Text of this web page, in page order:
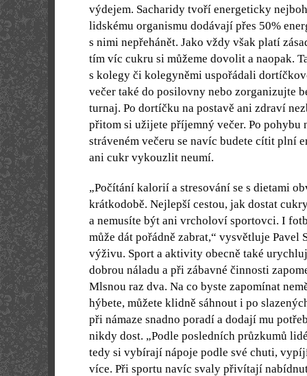
výdejem. Sacharidy tvoří energeticky
lidskému organismu dodávají přes 50%
s nimi nepřehánět. Jako vždy však platí
tím víc cukru si můžeme dovolit a naopak.
s kolegy či kolegyněmi uspořádali
večer také do posilovny nebo zorganizujte
turnaj. Po dortíčku na postavě ani zdraví
přitom si užijete příjemný večer. Po
stráveném večeru se navíc budete cítit plní
ani cukr vykouzlit neumí.
„Počítání kalorií a stresování se s dietami
krátkodobě. Nejlepší cestou, jak dostat
a nemusíte být ani vrcholoví sportovci. I
může dát pořádně zabrat,“ vysvětluje Pavel
výživu. Sport a aktivity obecně také
dobrou náladu a při zábavné činnosti
Mlsnou raz dva. Na co byste zapomínat
hýbete, můžete klidně sáhnout i po
při námaze snadno poradí a dodají mu
nikdy dost. „Podle posledních průzkumů
tedy si vybírají nápoje podle své chuti,
více. Při sportu navíc svaly přivítají